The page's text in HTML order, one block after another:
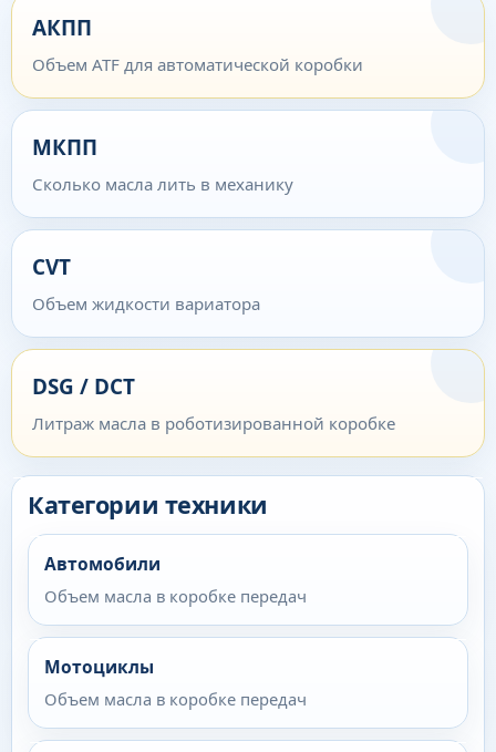
АКПП
Объем ATF для автоматической коробки
МКПП
Сколько масла лить в механику
CVT
Объем жидкости вариатора
DSG / DCT
Литраж масла в роботизированной коробке
Категории техники
Автомобили
Объем масла в коробке передач
Мотоциклы
Объем масла в коробке передач